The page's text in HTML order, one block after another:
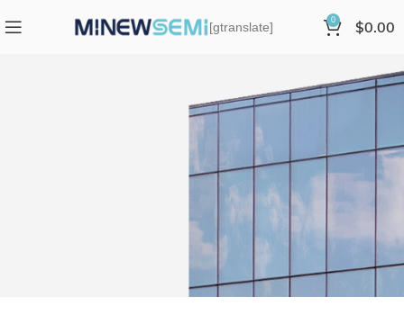
[gtranslate] 0 $0.00